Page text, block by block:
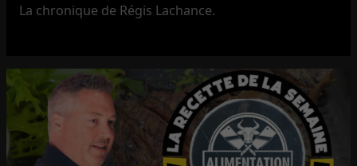
La chronique de Régis Lachance.